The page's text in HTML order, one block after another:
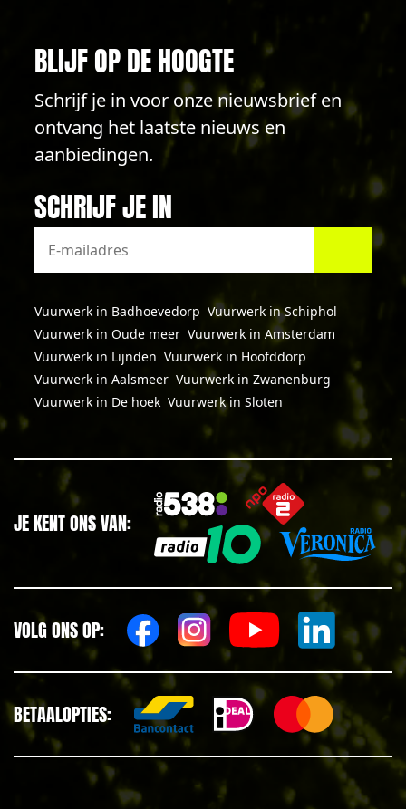
BLIJF OP DE HOOGTE
Schrijf je in voor onze nieuwsbrief en
ontvang het laatste nieuws en
aanbiedingen.
SCHRIJF JE IN
Vuurwerk in Badhoevedorp Vuurwerk in Schiphol
Vuurwerk in Oude meer Vuurwerk in Amsterdam
Vuurwerk in Lijnden Vuurwerk in Hoofddorp
Vuurwerk in Aalsmeer Vuurwerk in Zwanenburg
Vuurwerk in De hoek Vuurwerk in Sloten
JE KENT ONS VAN:
VOLG ONS OP:
BETAALOPTIES: